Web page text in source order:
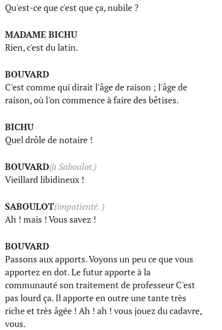
Qu'est-ce que c'est que ça, nubile ?
MADAME BICHU
Rien, c'est du latin.
BOUVARD
C'est comme qui dirait l'âge de raison ; l'âge de
raison, où l'on commence à faire des bêtises.
BICHU
Quel drôle de notaire !
BOUVARD(à Saboulot.)
Vieillard libidineux !
SABOULOT(impatienté. )
Ah ! mais ! Vous savez !
BOUVARD
Passons aux apports. Voyons un peu ce que vous
apportez en dot. Le futur apporte à la
communauté son traitement de professeur C'est
pas lourd ça. Il apporte en outre une tante très
riche et très âgée ! Ah ! ah ! vous jouez du cadavre,
vous.